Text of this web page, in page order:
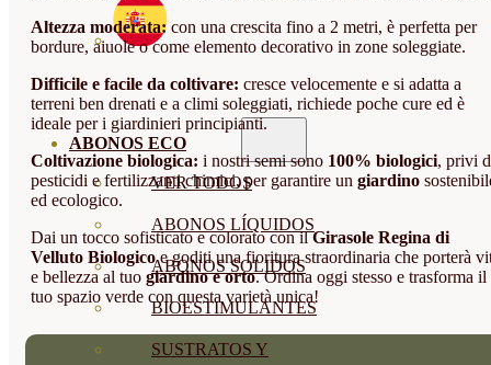
ABONOS ECO
VER TODOS
ABONOS LÍQUIDOS
ABONOS SOLIDOS
BIOESTIMULANTES
SUSTRATOS Y
Altezza moderata:con una crescita fino a 2 metri, è perfetta per
bordure, aiuole o come elemento decorativo in zone soleggiate.
Difficile e facile da coltivare: cresce velocemente e si adatta a
terreni ben drenati e a climi soleggiati, richiede poche cure ed è
ideale per i giardinieri principianti.
Coltivazione biologica: i nostri semi sono 100% biologici, privi
pesticidi e fertilizzanti chimici, per garantire un giardino
ed ecologico.
Dai un tocco sofisticato e colorato con ilGirasole Regina di
Velluto Biologicoe goditi una fioritura straordinaria che porterà
e bellezza al tuo giardino e orto. Ordina oggi stesso e trasforma il
tuo spazio verde con questa varietà unica!